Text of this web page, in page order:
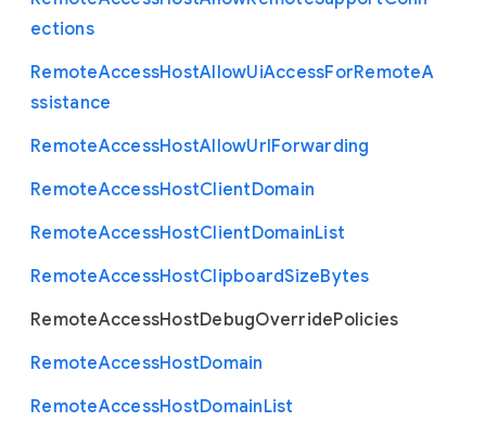
ections
RemoteAccessHostAllowUiAccessForRemoteA
ssistance
RemoteAccessHostAllowUrlForwarding
RemoteAccessHostClientDomain
RemoteAccessHostClientDomainList
RemoteAccessHostClipboardSizeBytes
RemoteAccessHostDebugOverridePolicies
RemoteAccessHostDomain
RemoteAccessHostDomainList